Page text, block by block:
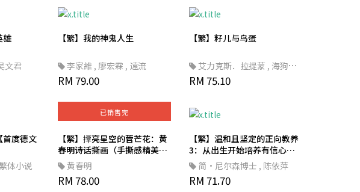
雄
文君
【繁】我的神鬼人生
李家維 , 廖宏霖 , 遠流
RM 79.00
【繁】籽儿与鸟蛋
艾力克斯．拉提蒙 , 海狗房
東,大衛．里奇斐德（David
RM 75.10
首度德文
繁体小说
已销售完
【繁】撢亮星空的菅芒花：黄
春明诗话撕画（手撕感精美轧
型书衣）
黄春明
RM 78.00
【繁】温和且坚定的正向教养
3：从出生开始培养有信心的
孩子，姚以婷审定推荐，了解
适龄行为，扎根良好人格基础
简·尼尔森博士 , 陈依萍
RM 71.70